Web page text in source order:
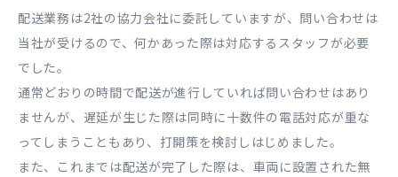
配送業務は2社の協力会社に委託していますが、問い合わせは
当社が受けるので、何かあった際は対応するスタッフが必要
でした。
通常どおりの時間で配送が進行していれば問い合わせはあり
ませんが、遅延が生じた際は同時に十数件の電話対応が重な
ってしまうこともあり、打開策を検討しはじめました。
また、これまでは配送が完了した際は、車両に設置された無